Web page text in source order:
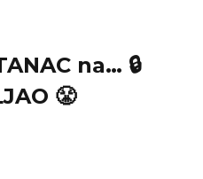
na… 🔒
😤